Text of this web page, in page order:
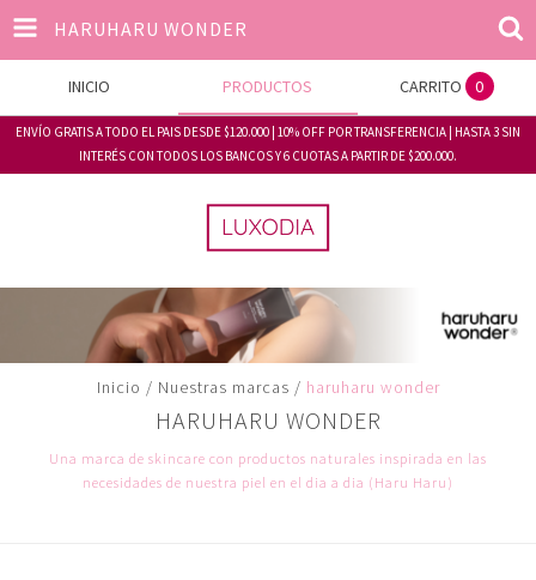
HARUHARU WONDER
INICIO PRODUCTOS CARRITO 0
ENVÍO GRATIS A TODO EL PAIS DESDE $120.000 | 10% OFF POR TRANSFERENCIA | HASTA 3 SIN
INTERÉS CON TODOS LOS BANCOS Y 6 CUOTAS A PARTIR DE $200.000.
Inicio / Nuestras marcas / haruharu wonder
HARUHARU WONDER
Una marca de skincare con productos naturales inspirada en las
necesidades de nuestra piel en el dia a dia (Haru Haru)